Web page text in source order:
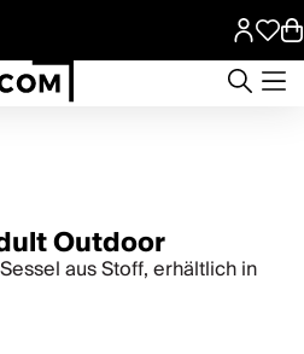
Outdoor
aus Stoff, erhältlich in